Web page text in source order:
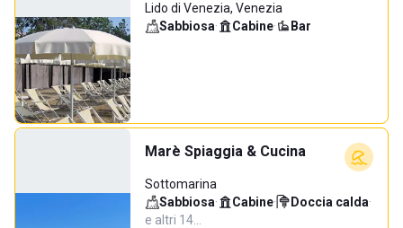
Lido di Venezia, Venezia
Sabbiosa· Cabine· Bar
Marè Spiaggia & Cucina
Sottomarina
Sabbiosa· Cabine· Doccia calda·
e altri 14…